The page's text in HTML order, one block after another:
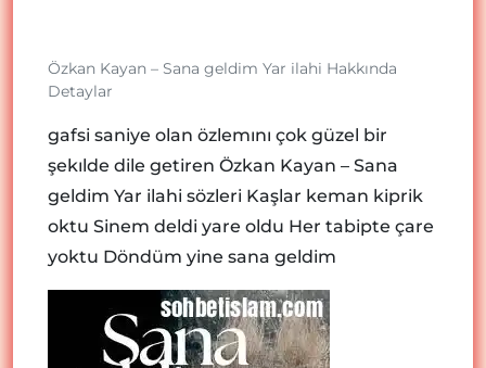
Özkan Kayan – Sana geldim Yar ilahi Hakkında
Detaylar
gafsi saniye olan özlemını çok güzel bir
şekılde dile getiren Özkan Kayan – Sana
geldim Yar ilahi sözleri Kaşlar keman kiprik
oktu Sinem deldi yare oldu Her tabipte çare
yoktu Döndüm yine sana geldim